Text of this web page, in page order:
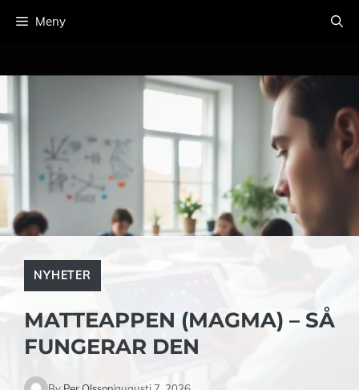
Meny
NYHETER
MATTEAPPEN (MAGMA) – SÅ
FUNGERAR DEN